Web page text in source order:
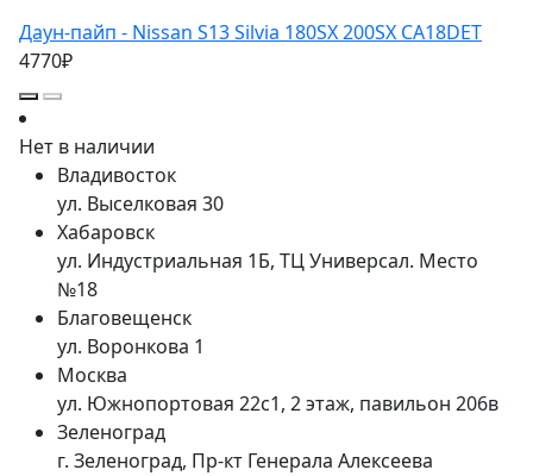
Даун-пайп - Nissan S13 Silvia 180SX 200SX CA18DET
4770₽
Нет в наличии
Владивосток
ул. Выселковая 30
Хабаровск
ул. Индустриальная 1Б, ТЦ Универсал. Место
№18
Благовещенск
ул. Воронкова 1
Москва
ул. Южнопортовая 22с1, 2 этаж, павильон 206в
Зеленоград
г. Зеленоград, Пр-кт Генерала Алексеева